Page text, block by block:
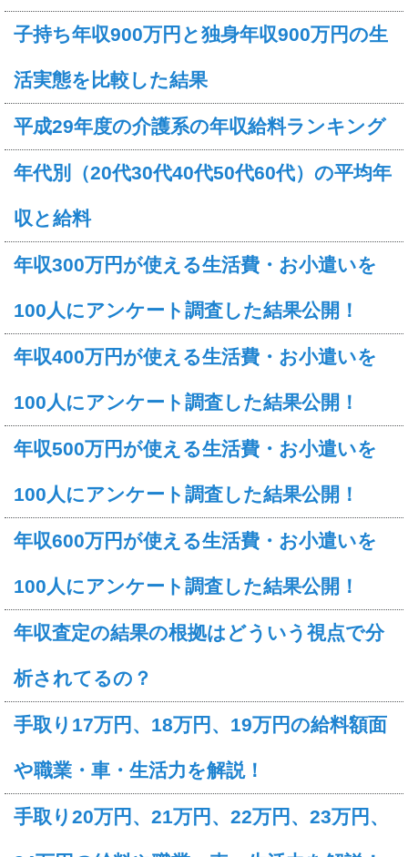
子持ち年収900万円と独身年収900万円の生
活実態を比較した結果
平成29年度の介護系の年収給料ランキング
年代別（20代30代40代50代60代）の平均年
収と給料
年収300万円が使える生活費・お小遣いを
100人にアンケート調査した結果公開！
年収400万円が使える生活費・お小遣いを
100人にアンケート調査した結果公開！
年収500万円が使える生活費・お小遣いを
100人にアンケート調査した結果公開！
年収600万円が使える生活費・お小遣いを
100人にアンケート調査した結果公開！
年収査定の結果の根拠はどういう視点で分
析されてるの？
手取り17万円、18万円、19万円の給料額面
や職業・車・生活力を解説！
手取り20万円、21万円、22万円、23万円、